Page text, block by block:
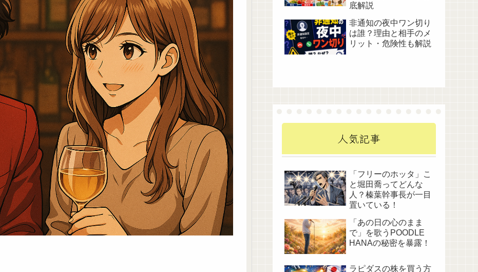
底解説
非通知の夜中ワン切り
は誰？理由と相手のメ
リット・危険性も解説
人気記事
「フリーのホッタ」こ
と堀田喬ってどんな
人？榛葉幹事長が一目
置いている！
「あの日の心のまま
で」を歌うPOODLE
HANAの秘密を暴露！
ラピダスの株を買う方